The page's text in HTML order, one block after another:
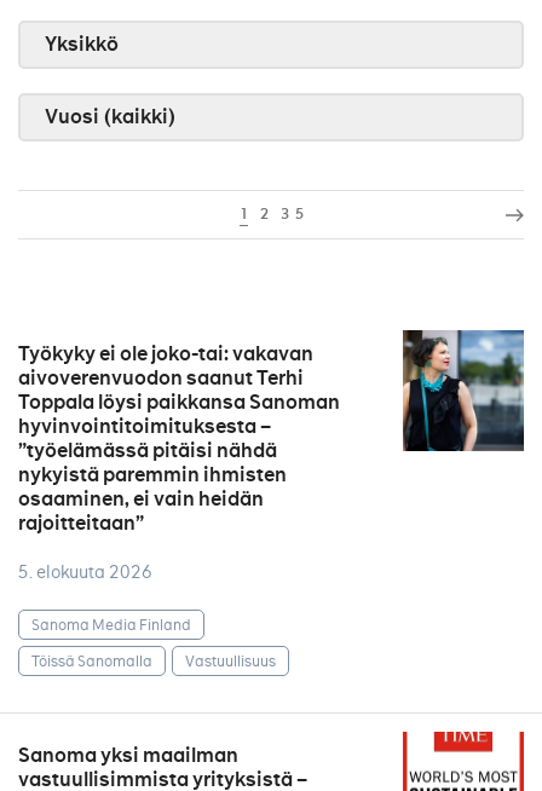
Yksikkö
Vuosi (kaikki)
1 2 3 5
Työkyky ei ole joko-tai: vakavan
aivoverenvuodon saanut Terhi
Toppala löysi paikkansa Sanoman
hyvinvointitoimituksesta –
”työelämässä pitäisi nähdä
nykyistä paremmin ihmisten
osaaminen, ei vain heidän
rajoitteitaan”
5. elokuuta 2026
Sanoma Media Finland
Töissä Sanomalla
Vastuullisuus
Sanoma yksi maailman
vastuullisimmista yrityksistä –